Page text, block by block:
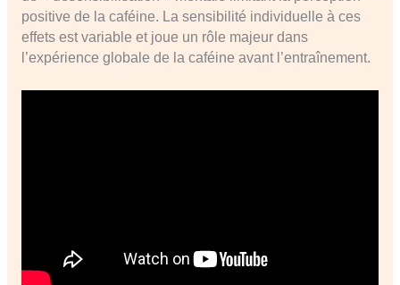
positive de la caféine. La sensibilité individuelle à ces
effets est variable et joue un rôle majeur dans
l’expérience globale de la caféine avant l’entraînement.